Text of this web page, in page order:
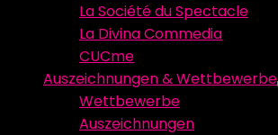
La Société du Spectacle
La Divina Commedia
CUCme
Auszeichnungen & Wettbewerbe
Wettbewerbe
Auszeichnungen